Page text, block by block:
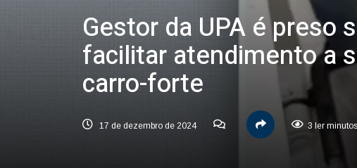
Gestor da UPA é preso
facilitar atendimento a
carro-forte
17 de dezembro de 2024 3 ler minutos